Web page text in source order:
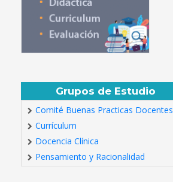
Grupos de Estudio
Comité Buenas Practicas Docentes
Currículum
Docencia Clínica
Pensamiento y Racionalidad